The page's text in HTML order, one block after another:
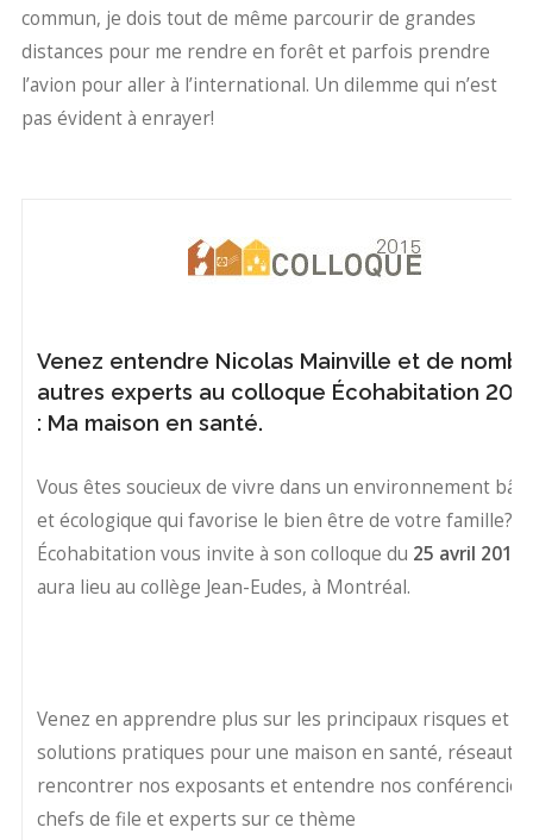
commun, je dois tout de même parcourir de grandes
distances pour me rendre en forêt et parfois prendre
l’avion pour aller à l’international. Un dilemme qui n’est
pas évident à enrayer!
Venez entendre Nicolas Mainville et de
autres experts au colloque Écohabitation
: Ma maison en santé.
Vous êtes soucieux de vivre dans un environnement bâti
et écologique qui favorise le bien être de votre famille?
Écohabitation vous invite à son colloque du 25 avril 2015
aura lieu au collège Jean-Eudes, à Montréal.
Venez en apprendre plus sur les principaux risques et
solutions pratiques pour une maison en santé,
rencontrer nos exposants et entendre nos
chefs de file et experts sur ce thème